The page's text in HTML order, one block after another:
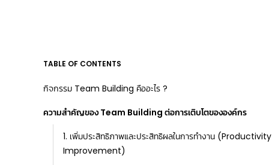
TABLE OF CONTENTS
กิจกรรม Team Building คืออะไร ?
ความสำคัญของ Team Building ต่อการเติบโตขององค์กร
1. เพิ่มประสิทธิภาพและประสิทธิผลในการทำงาน (Productivity
Improvement)